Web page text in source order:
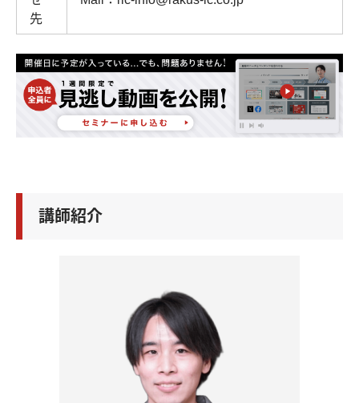
先
講師紹介